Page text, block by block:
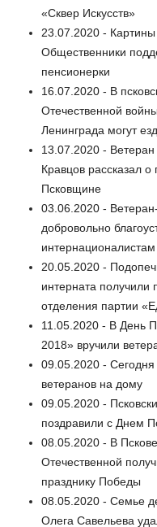
«Сквер Искусств»
23.07.2020 -
Общественники
пенсионерки
16.07.2020 - В
Отечественной
Ленинграда могут
13.07.2020 -
Кравцов рассказал о
Псковщине
03.06.2020 -
добровольно
интернационалистам
20.05.2020 -
интерната получили
отделения партии
11.05.2020 - В День
2018» вручили
09.05.2020 - Сегодня
ветеранов на дому
09.05.2020 -
поздравили с Днем
08.05.2020 - В
Отечественной
празднику Победы
08.05.2020 - Семье
Олега Савельева